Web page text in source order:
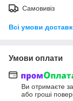
Самовивіз
Всі умови
Умови оплати
Ви отримаєте
або гроші